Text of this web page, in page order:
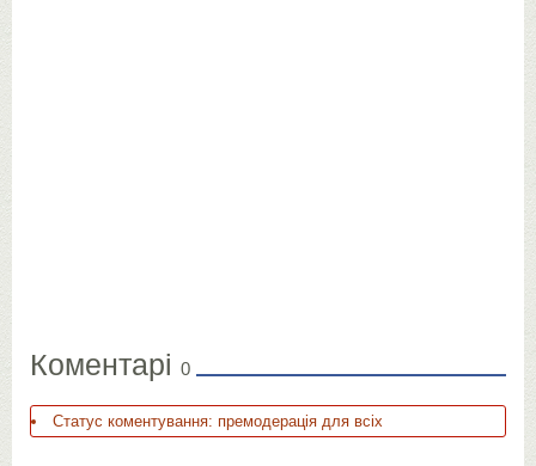
Коментарі 0
Статус коментування: премодерація для всіх